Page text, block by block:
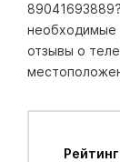
необходимые
отзывы о